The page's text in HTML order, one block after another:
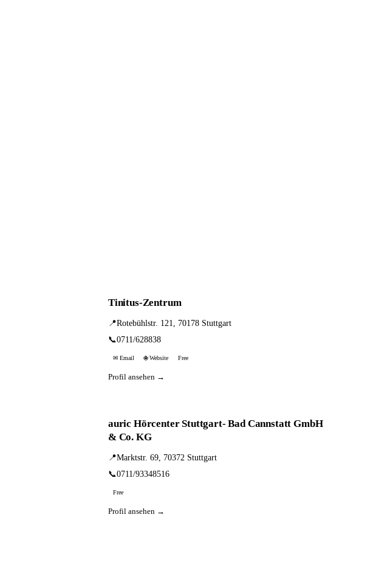
Tinitus-Zentrum
📍Rotebühlstr. 121, 70178 Stuttgart
📞0711/628838
✉ Email 🌐 Website Free
Profil ansehen →
auric Hörcenter Stuttgart- Bad Cannstatt GmbH
& Co. KG
📍Marktstr. 69, 70372 Stuttgart
📞0711/93348516
Free
Profil ansehen →